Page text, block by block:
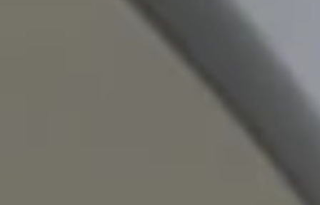
RGPD
071 92 11 11